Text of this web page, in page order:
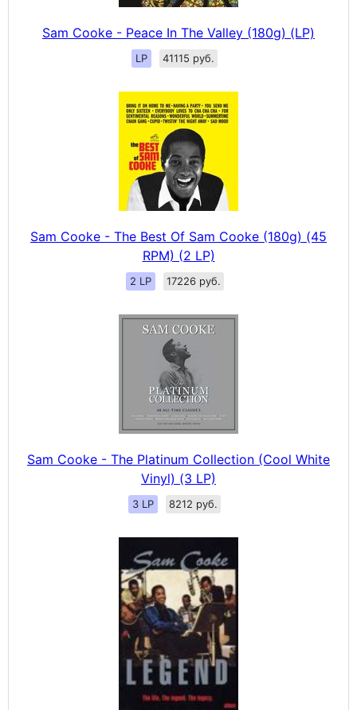
Sam Cooke - Peace In The Valley (180g) (LP)
LP 41115 руб.
Sam Cooke - The Best Of Sam Cooke (180g) (45
RPM) (2 LP)
2 LP 17226 руб.
Sam Cooke - The Platinum Collection (Cool White
Vinyl) (3 LP)
3 LP 8212 руб.